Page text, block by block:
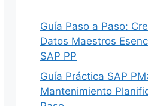
Guía Paso a Paso:
Datos Maestros
SAP PP
Guía Práctica SAP PM:
Mantenimiento